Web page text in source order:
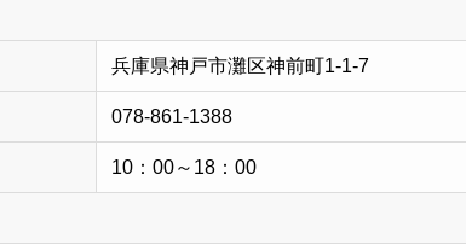
兵庫県神戸市灘区神前町1-1-7
078-861-1388
10：00～18：00